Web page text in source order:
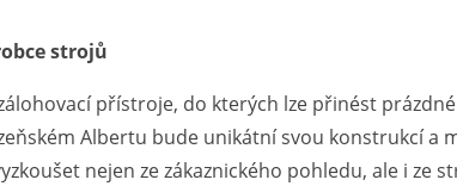
strojů
přístroje, do kterých lze přinést
Albertu bude unikátní svou konstrukcí a
nejen ze zákaznického pohledu, ale i ze